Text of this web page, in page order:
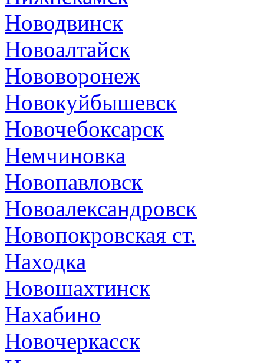
Новодвинск
Новоалтайск
Нововоронеж
Новокуйбышевск
Новочебоксарск
Немчиновка
Новопавловск
Новоалександровск
Новопокровская ст.
Находка
Новошахтинск
Нахабино
Новочеркасск